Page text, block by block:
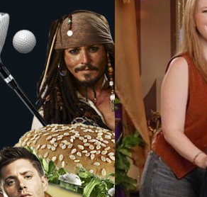
h
o
.